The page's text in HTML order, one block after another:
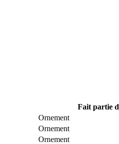
Fait partie
Ornement
Ornement
Ornement